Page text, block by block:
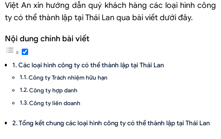
Việt An xin hướng dẫn quý khách hàng các loại hình công
ty có thể thành lập tại Thái Lan qua bài viết dưới đây.
Nội dung chính bài viết
Các loại hình công ty có thể thành lập tại Thái Lan
Công ty Trách nhiệm hữu hạn
Công ty hợp danh
Công ty liên doanh
Tổng kết chung các loại hình công ty có thể thành lập tại Thái Lan